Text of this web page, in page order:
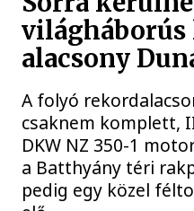
világháborús
alacsony
A folyó
csaknem komplett,
DKW NZ 350-1
a Batthyány téri
pedig egy közel